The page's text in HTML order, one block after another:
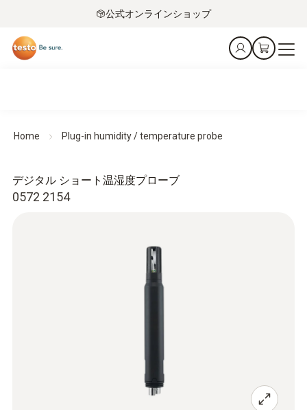
公式オンラインショップ
Home Plug-in humidity / temperature probe
0572 2154
デジタル ショート温湿度プローブ